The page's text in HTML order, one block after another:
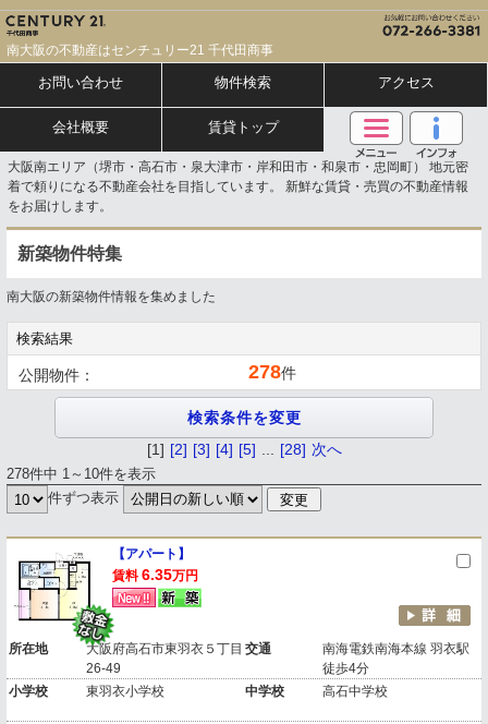
南大阪の不動産はセンチュリー21 千代田商事
お問い合わせ 物件検索 アクセス
会社概要 賃貸トップ
大阪南エリア（堺市・高石市・泉大津市・岸和田市・和泉市・忠岡町） 地元密
着で頼りになる不動産会社を目指しています。 新鮮な賃貸・売買の不動産情報
をお届けします。
新築物件特集
南大阪の新築物件情報を集めました
検索結果
公開物件： 278件
278件中 1～10件を表示
[1] [2] [3] [4] [5] ... [28] 次へ
件ずつ表示
【アパート】
賃料 6.35万円
所在地
大阪府高石市東羽衣５丁目
26-49
交通
南海電鉄南海本線 羽衣駅
徒歩4分
小学校
東羽衣小学校 中学校 高石中学校